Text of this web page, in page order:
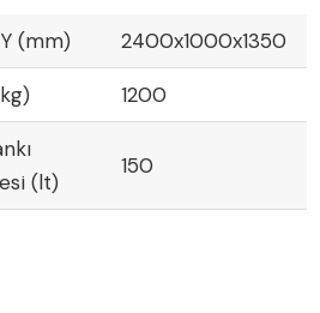
(mm) 2400x1000x1350
1200
(lt)
150